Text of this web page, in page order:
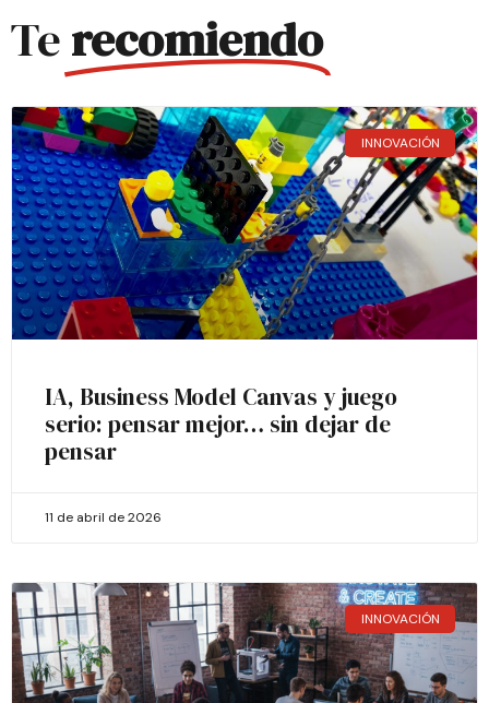
Terecomiendo
INNOVACIÓN
IA, Business Model Canvas y juego
serio: pensar mejor… sin dejar de
pensar
11 de abril de 2026
INNOVACIÓN